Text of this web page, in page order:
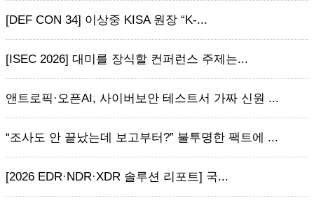
[DEF CON 34] 이상중 KISA 원장 “K-...
[ISEC 2026] 대미를 장식할 컨퍼런스 주제는...
앤트로픽·오픈AI, 사이버보안 테스트서 가짜 신원 ...
“조사도 안 끝났는데 보고부터?” 불투명한 팩트에 ...
[2026 EDR·NDR·XDR 솔루션 리포트] 국...